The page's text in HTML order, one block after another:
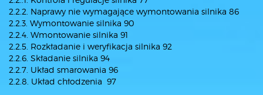
2.2.2. Naprawy nie wymagające wymontowania silnika 86
2.2.3. Wymontowanie silnika 90
2.2.4. Wmontowanie silnika 91
2.2.5. Rozkładanie i weryfikacja silnika 92
2.2.6. Składanie silnika 94
2.2.7. Układ smarowania 96
2.2.8. Układ chłodzenia 97